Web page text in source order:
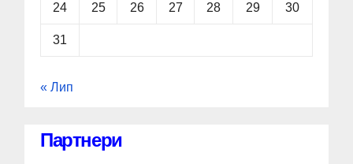
24 25 26 27 28 29 30
31
« Лип
Партнери